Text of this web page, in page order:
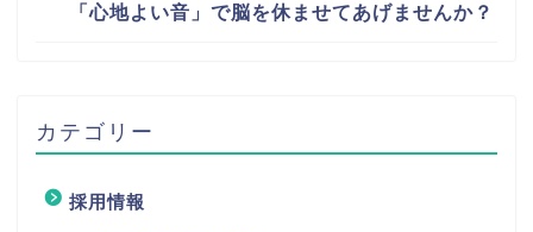
「心地よい音」で脳を休ませてあげませんか？
カテゴリー
採用情報